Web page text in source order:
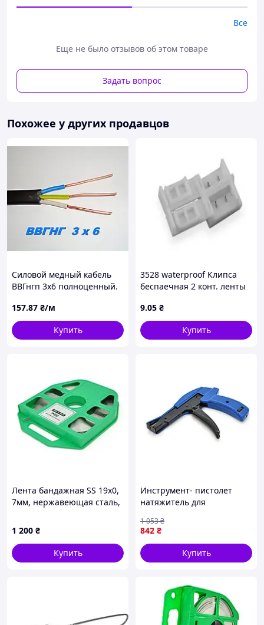
Все
Еще не было отзывов об этом товаре
Задать вопрос
Похожее у других продавцов
Силовой медный кабель
ВВГнгп 3х6 полноценный.
157.87 ₴/м
Купить
3528 waterproof Клипса
беспаечная 2 конт. ленты
9.05 ₴
Купить
Лента бандажная SS 19х0,
7мм, нержавеющая сталь,
1 200 ₴
Купить
Инструмент- пистолет
натяжитель для
842 ₴
1 053₴
Купить